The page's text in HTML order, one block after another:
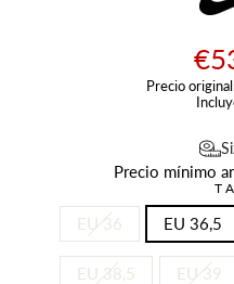
Precio
Precio mínimo
EU 36 EU 36,5
EU 38,5 EU 39